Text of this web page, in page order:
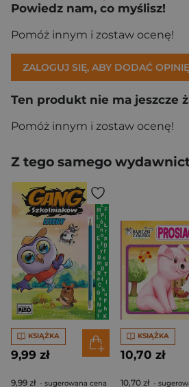
Powiedz nam, co myślisz!
Pomóż innym i zostaw ocenę!
ZALOGUJ SIĘ, ABY DODAĆ OPINIĘ
Ten produkt nie ma jeszcze
Pomóż innym i zostaw ocenę!
Z tego samego
KSIĄŻKA
9,99 zł
9,99 zł - sugerowana cena
KSIĄŻKA
10,70 zł
10,70 zł -